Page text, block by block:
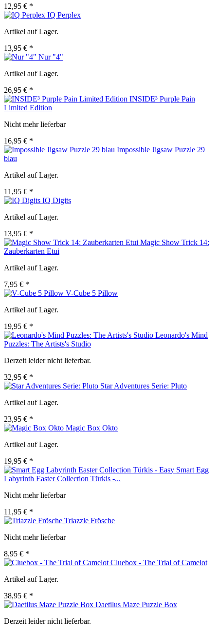
12,95 € *
IQ Perplex
Artikel auf Lager.
13,95 € *
Nur "4"
Artikel auf Lager.
26,95 € *
INSIDE³ Purple Pain
Limited Edition
Nicht mehr lieferbar
16,95 € *
Impossible Jigsaw Puzzle 29
blau
Artikel auf Lager.
11,95 € *
IQ Digits
Artikel auf Lager.
13,95 € *
Magic Show Trick 14:
Zauberkarten Etui
Artikel auf Lager.
7,95 € *
V-Cube 5 Pillow
Artikel auf Lager.
19,95 € *
Leonardo's Mind
Puzzles: The Artists's Studio
Derzeit leider nicht lieferbar.
32,95 € *
Star Adventures Serie: Pluto
Artikel auf Lager.
23,95 € *
Magic Box Okto
Artikel auf Lager.
19,95 € *
Smart Egg
Labyrinth Easter Collection Türkis -...
Nicht mehr lieferbar
11,95 € *
Triazzle Frösche
Nicht mehr lieferbar
8,95 € *
Cluebox - The Trial of Camelot
Artikel auf Lager.
38,95 € *
Daetilus Maze Puzzle Box
Derzeit leider nicht lieferbar.